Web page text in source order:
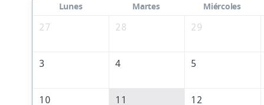
Lunes Martes Miércoles
27
28 29
3 4 5
10 11 12